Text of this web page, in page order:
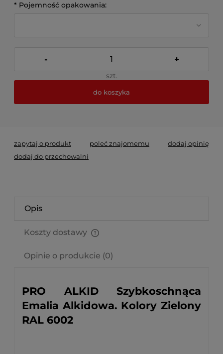
* Pojemność opakowania:
- +
szt.
do koszyka
zapytaj o produkt poleć znajomemu
dodaj opinię
dodaj do przechowalni
Opis
Koszty dostawy
Opinie o produkcie (0)
PRO ALKID Szybkoschnąca
Emalia Alkidowa. Kolory Zielony
RAL 6002